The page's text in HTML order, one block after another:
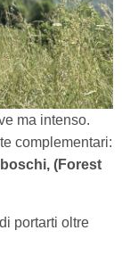
ma intenso.
complementari:
(Forest
portarti oltre